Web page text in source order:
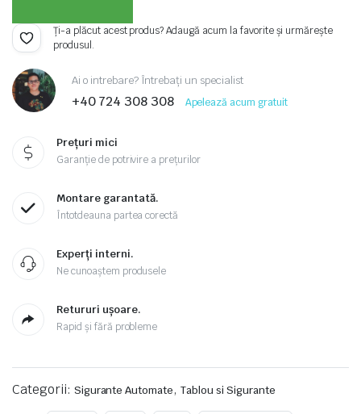
Ți-a plăcut acest produs? Adaugă acum la favorite și urmărește
produsul.
Ai o intrebare? Întrebați un specialist
+40 724 308 308 Apelează acum gratuit
Prețuri mici
Garanție de potrivire a prețurilor
Montare garantată.
Întotdeauna partea corectă
Experți interni.
Ne cunoaștem produsele
Retururi ușoare.
Rapid și fără probleme
Categorii: Sigurante Automate,Tablou si Sigurante